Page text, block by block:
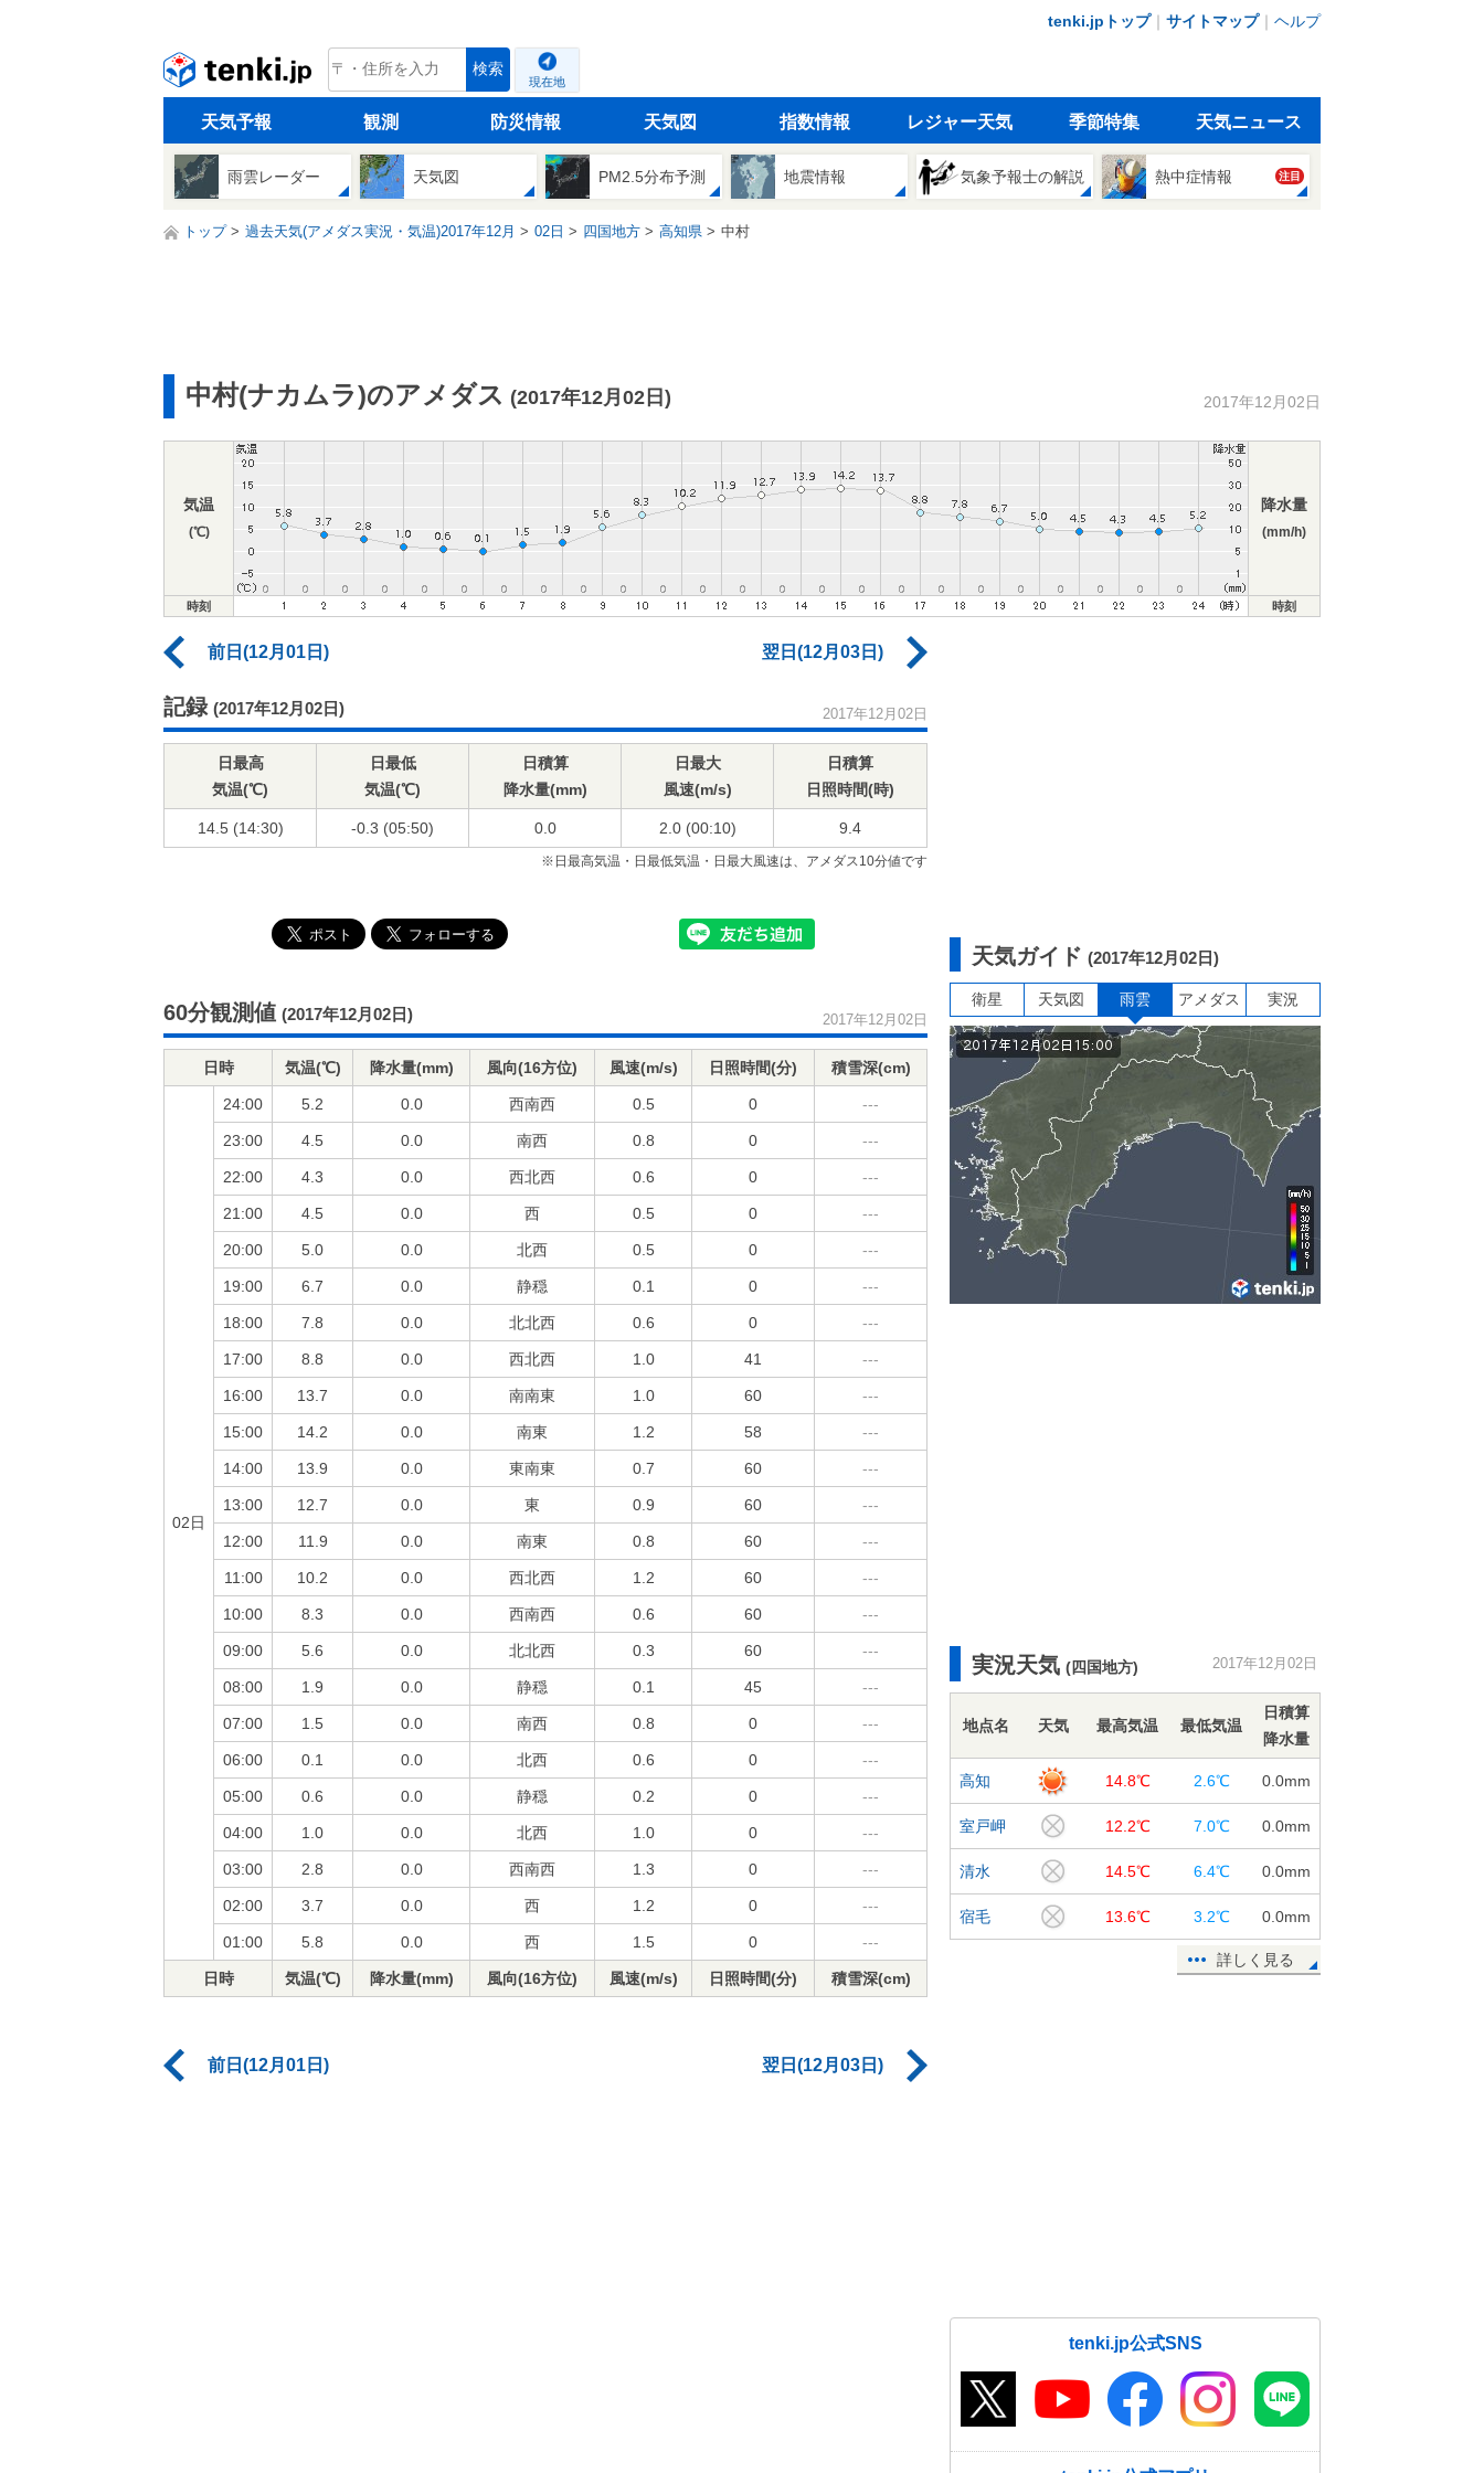
tenki.jpトップ｜ サイトマップ｜ ヘルプ
tenki.jp 検索
現在地
天気予報 観測 防災情報 天気図 指数情報 レジャー天気 季節特集 天気ニュース
雨雲レーダー 天気図 PM2.5分布予測 地震情報 気象予報士の解説 熱中症情報 注目
トップ 過去天気(アメダス実況・気温)2017年12月 02日 四国地方 高知県 中村
中村(ナカムラ)のアメダス (2017年12月02日) 2017年12月02日
気温
(℃)
降水量
(mm/h)
時刻 時刻
前日(12月01日) 翌日(12月03日)
記録 (2017年12月02日) 2017年12月02日
日最高
気温(℃)
日最低
気温(℃)
日積算
降水量(mm)
日最大
風速(m/s)
日積算
日照時間(時)
14.5 (14:30) -0.3 (05:50) 0.0 2.0 (00:10) 9.4
※日最高気温・日最低気温・日最大風速は、アメダス10分値です
60分観測値 (2017年12月02日) 2017年12月02日
日時 気温(℃) 降水量(mm) 風向(16方位) 風速(m/s) 日照時間(分) 積雪深(cm)
02日
24:00 5.2 0.0 西南西 0.5 0 ---
23:00 4.5 0.0 南西 0.8 0 ---
22:00 4.3 0.0 西北西 0.6 0 ---
21:00 4.5 0.0 西 0.5 0 ---
20:00 5.0 0.0 北西 0.5 0 ---
19:00 6.7 0.0 静穏 0.1 0 ---
18:00 7.8 0.0 北北西 0.6 0 ---
17:00 8.8 0.0 西北西 1.0 41 ---
16:00 13.7 0.0 南南東 1.0 60 ---
15:00 14.2 0.0 南東 1.2 58 ---
14:00 13.9 0.0 東南東 0.7 60 ---
13:00 12.7 0.0 東 0.9 60 ---
12:00 11.9 0.0 南東 0.8 60 ---
11:00 10.2 0.0 西北西 1.2 60 ---
10:00 8.3 0.0 西南西 0.6 60 ---
09:00 5.6 0.0 北北西 0.3 60 ---
08:00 1.9 0.0 静穏 0.1 45 ---
07:00 1.5 0.0 南西 0.8 0 ---
06:00 0.1 0.0 北西 0.6 0 ---
05:00 0.6 0.0 静穏 0.2 0 ---
04:00 1.0 0.0 北西 1.0 0 ---
03:00 2.8 0.0 西南西 1.3 0 ---
02:00 3.7 0.0 西 1.2 0 ---
01:00 5.8 0.0 西 1.5 0 ---
日時 気温(℃) 降水量(mm) 風向(16方位) 風速(m/s) 日照時間(分) 積雪深(cm)
前日(12月01日) 翌日(12月03日)
天気ガイド (2017年12月02日)
衛星 天気図 雨雲 アメダス 実況
実況天気 (四国地方) 2017年12月02日
地点名 天気 最高気温 最低気温
日積算
降水量
高知 14.8℃ 2.6℃ 0.0mm
室戸岬 12.2℃ 7.0℃ 0.0mm
清水 14.5℃ 6.4℃ 0.0mm
宿毛 13.6℃ 3.2℃ 0.0mm
詳しく見る
tenki.jp公式SNS